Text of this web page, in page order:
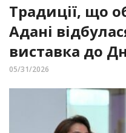
Традиції, що
Адані
виставка до
05/31/2026